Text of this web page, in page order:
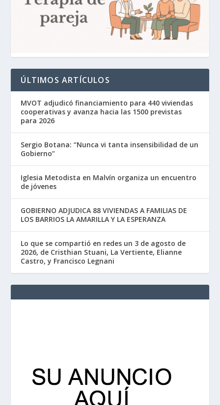
ÚLTIMOS ARTÍCULOS
MVOT adjudicó financiamiento para 440 viviendas
cooperativas y avanza hacia las 1500 previstas
para 2026
Sergio Botana: “Nunca vi tanta insensibilidad de un
Gobierno”
Iglesia Metodista en Malvín organiza un encuentro
de jóvenes
GOBIERNO ADJUDICA 88 VIVIENDAS A FAMILIAS DE
LOS BARRIOS LA AMARILLA Y LA ESPERANZA
Lo que se compartió en redes un 3 de agosto de
2026, de Cristhian Stuani, La Vertiente, Elianne
Castro, y Francisco Legnani